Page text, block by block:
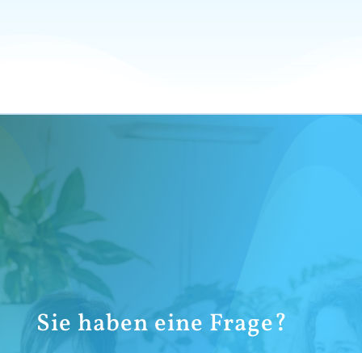
Sie haben eine Frage?